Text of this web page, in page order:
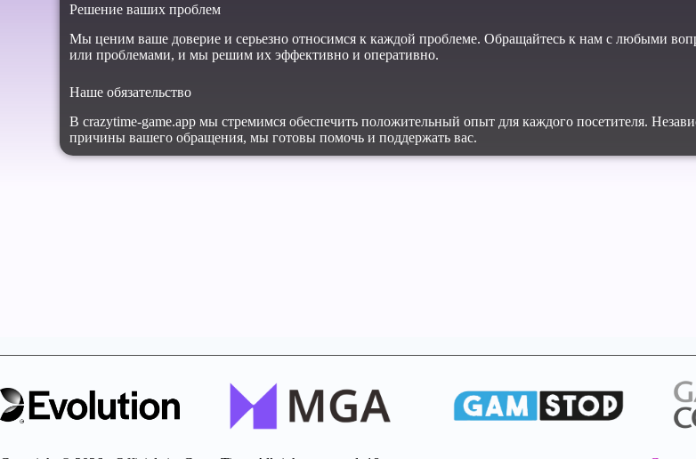
Решение ваших проблем
Мы ценим ваше доверие и серьезно относимся к каждой проблеме. Обращайтесь к нам с любыми
или проблемами, и мы решим их эффективно и оперативно.
Наше обязательство
В crazytime-game.app мы стремимся обеспечить положительный опыт для каждого посетителя.
причины вашего обращения, мы готовы помочь и поддержать вас.